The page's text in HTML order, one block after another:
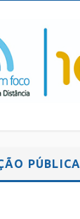
PÚBLICA